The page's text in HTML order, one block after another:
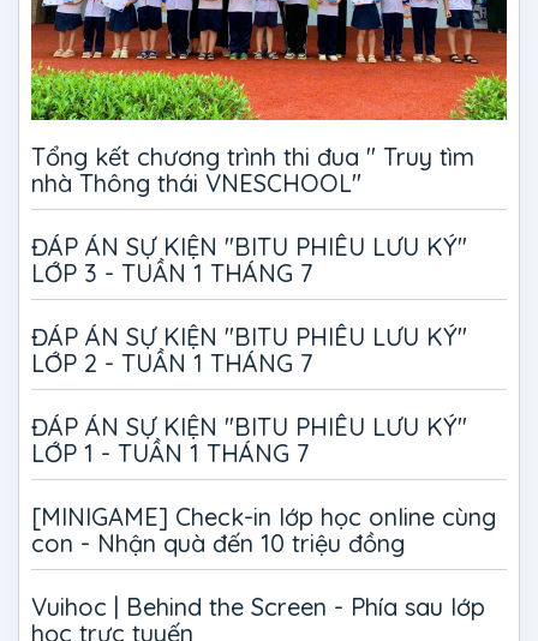
Tổng kết chương trình thi đua " Truy tìm
nhà Thông thái VNESCHOOL"
ĐÁP ÁN SỰ KIỆN "BITU PHIÊU LƯU KÝ"
LỚP 3 - TUẦN 1 THÁNG 7
ĐÁP ÁN SỰ KIỆN "BITU PHIÊU LƯU KÝ"
LỚP 2 - TUẦN 1 THÁNG 7
ĐÁP ÁN SỰ KIỆN "BITU PHIÊU LƯU KÝ"
LỚP 1 - TUẦN 1 THÁNG 7
[MINIGAME] Check-in lớp học online cùng
con - Nhận quà đến 10 triệu đồng
Vuihoc | Behind the Screen - Phía sau lớp
học trực tuyến